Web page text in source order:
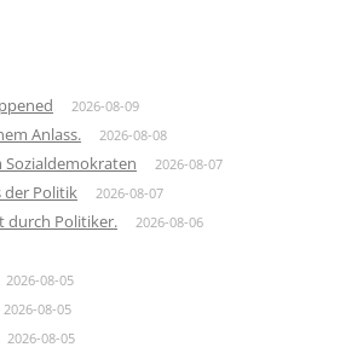
2026-08-09
Anlass. 2026-08-08
2026-08-07
der Politik 2026-08-07
durch Politiker. 2026-08-06
2026-08-05
2026-08-05
2026-08-05